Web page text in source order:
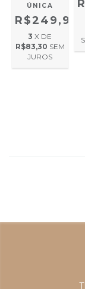
ÚNICA
R$249,90
3 X DE
R$83,30 SEM
JUROS